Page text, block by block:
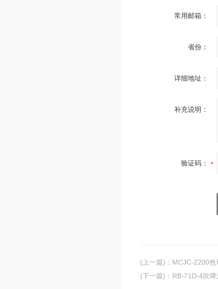
常用邮箱：
省份：
详细地址：
补充说明：
验证码：
(上一篇) ： MCJC-2200
(下一篇) ： RB-71D-4吹